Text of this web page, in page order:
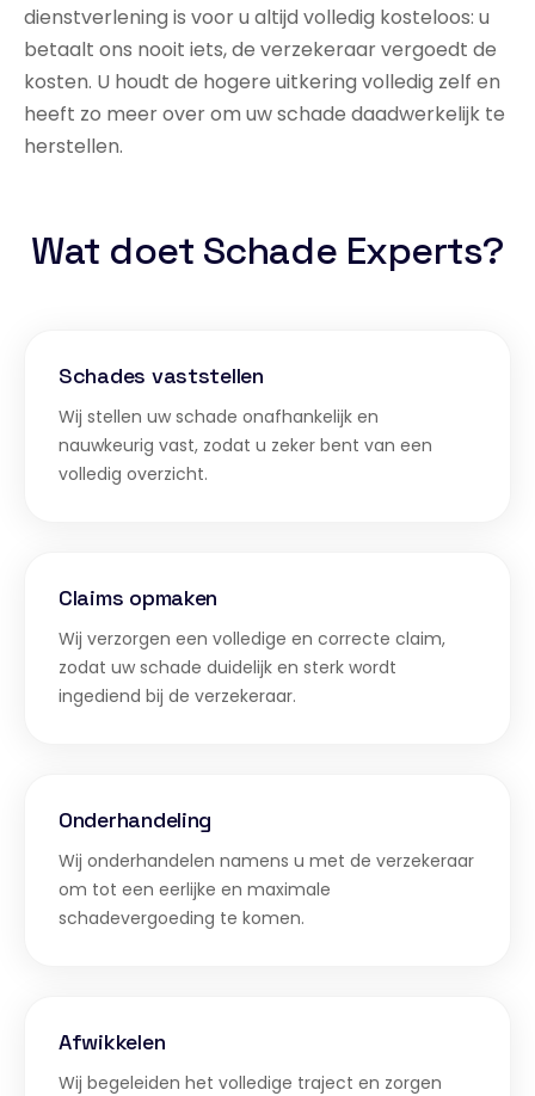
dienstverlening is voor u altijd volledig kosteloos: u
betaalt ons nooit iets, de verzekeraar vergoedt de
kosten. U houdt de hogere uitkering volledig zelf en
heeft zo meer over om uw schade daadwerkelijk te
herstellen.
Wat doet Schade Experts?
Schades vaststellen
Wij stellen uw schade onafhankelijk en
nauwkeurig vast, zodat u zeker bent van een
volledig overzicht.
Claims opmaken
Wij verzorgen een volledige en correcte claim,
zodat uw schade duidelijk en sterk wordt
ingediend bij de verzekeraar.
Onderhandeling
Wij onderhandelen namens u met de verzekeraar
om tot een eerlijke en maximale
schadevergoeding te komen.
Afwikkelen
Wij begeleiden het volledige traject en zorgen